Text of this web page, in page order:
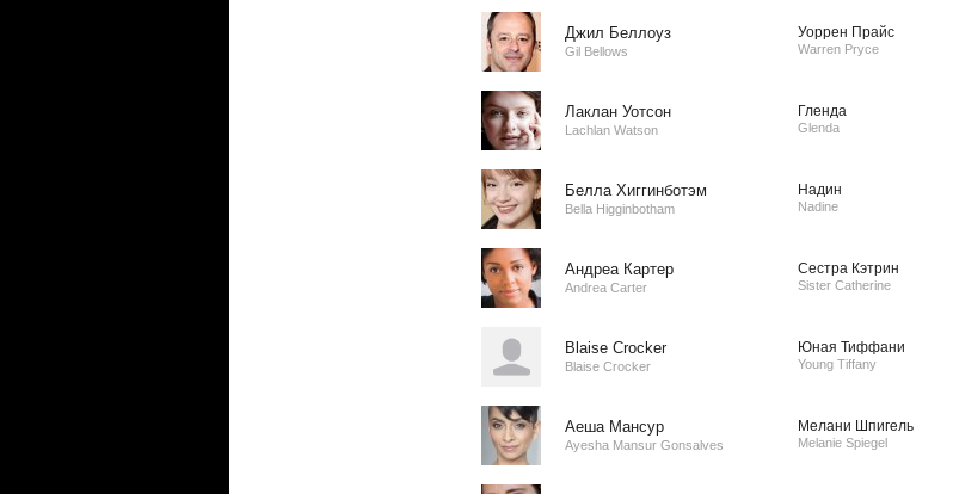
Джил Беллоуз
Gil Bellows
Уоррен Прайс
Warren Pryce
Лаклан Уотсон
Lachlan Watson
Гленда
Glenda
Белла Хиггинботэм
Bella Higginbotham
Надин
Nadine
Андреа Картер
Andrea Carter
Сестра Кэтрин
Sister Catherine
Blaise Crocker
Blaise Crocker
Юная Тиффани
Young Tiffany
Аеша Мансур
Ayesha Mansur Gonsalves
Мелани Шпигель
Melanie Spiegel